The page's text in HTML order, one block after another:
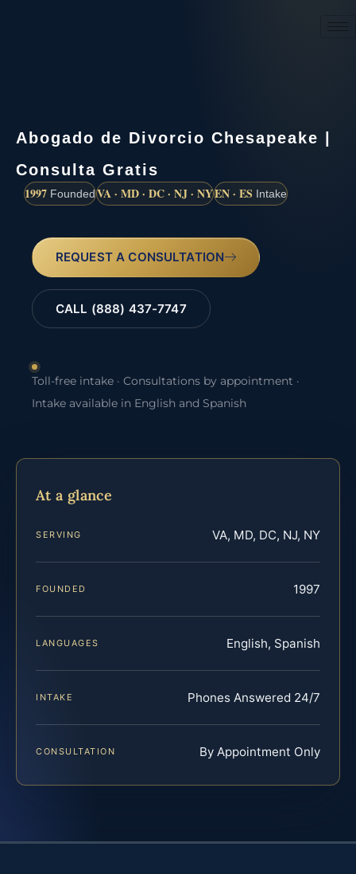
Abogado de Divorcio Chesapeake |
Consulta Gratis
1997 FoundedVA · MD · DC · NJ · NYEN · ES Intake
REQUEST A CONSULTATION
CALL (888) 437-7747
Toll-free intake · Consultations by appointment ·
Intake available in English and Spanish
At a glance
SERVING VA, MD, DC, NJ, NY
FOUNDED 1997
LANGUAGES English, Spanish
INTAKE Phones Answered 24/7
CONSULTATION By Appointment Only